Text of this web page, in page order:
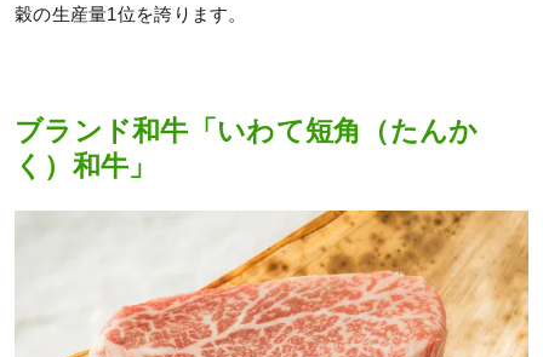
穀の生産量1位を誇ります。
ブランド和牛「いわて短角（たんか
く）和牛」